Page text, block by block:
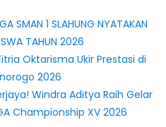
SMAN 1 SLAHUNG NYATAKAN
TAHUN 2026
Oktarisma Ukir Prestasi di
2026
Windra Aditya Raih Gelar
Championship XV 2026